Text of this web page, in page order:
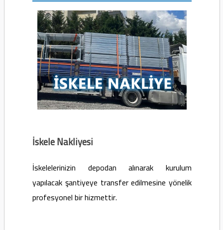
İskele Nakliyesi
İskelelerinizin depodan alınarak kurulum
yapılacak şantiyeye transfer edilmesine yönelik
profesyonel bir hizmettir.